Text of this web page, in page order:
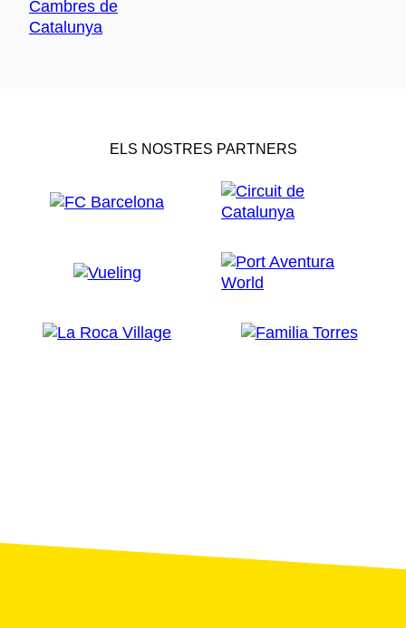
ELS NOSTRES PARTNERS